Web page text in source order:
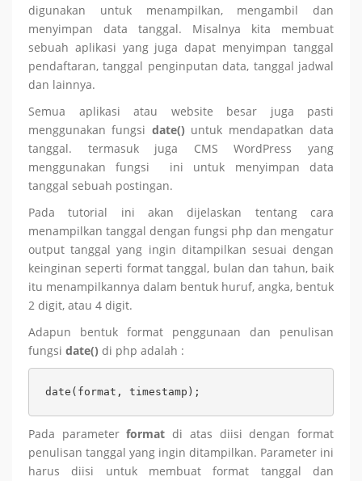
digunakan untuk menampilkan, mengambil dan
menyimpan data tanggal. Misalnya kita membuat
sebuah aplikasi yang juga dapat menyimpan tanggal
pendaftaran, tanggal penginputan data, tanggal jadwal
dan lainnya.
Semua aplikasi atau website besar juga pasti
menggunakan fungsi date() untuk mendapatkan data
tanggal. termasuk juga CMS WordPress yang
menggunakan fungsi ini untuk menyimpan data
tanggal sebuah postingan.
Pada tutorial ini akan dijelaskan tentang cara
menampilkan tanggal dengan fungsi php dan mengatur
output tanggal yang ingin ditampilkan sesuai dengan
keinginan seperti format tanggal, bulan dan tahun, baik
itu menampilkannya dalam bentuk huruf, angka, bentuk
2 digit, atau 4 digit.
Adapun bentuk format penggunaan dan penulisan
fungsi date() di php adalah :
date(format, timestamp);
Pada parameterformat di atas diisi dengan format
penulisan tanggal yang ingin ditampilkan. Parameter ini
harus diisi untuk membuat format tanggal dan